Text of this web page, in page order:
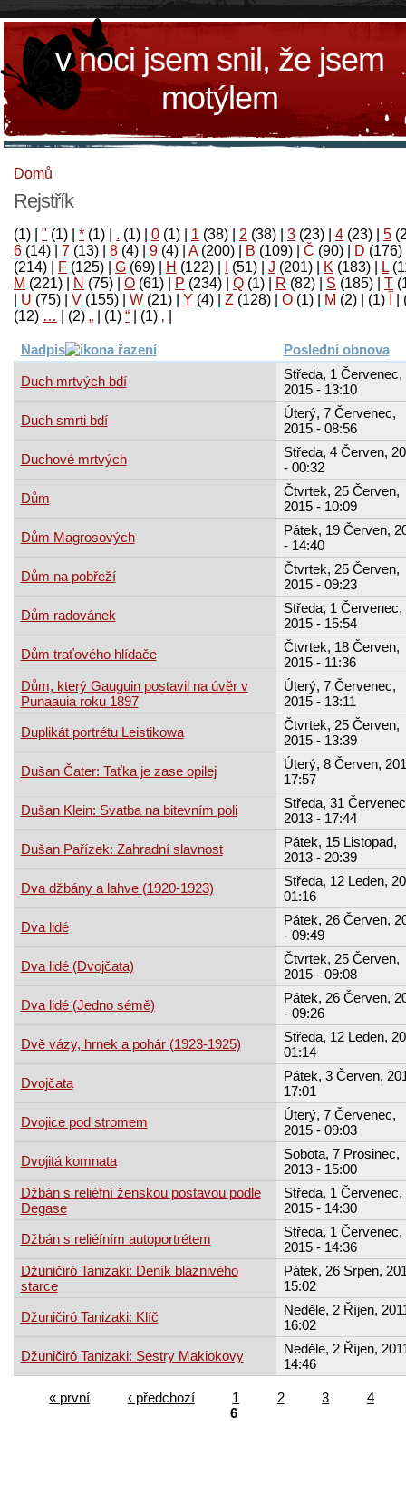
v noci jsem snil, že jsem
motýlem
Domů
Rejstřík
(1) " (1) * (1) . (1) 0 (1) 1 (38) 2 (38) 3 (23) 4 (23) 5
6 (14) 7 (13) 8 (4) 9 (4) A(200) B (109) Č (90) D (176)
(214)
F (125) G (69) H (122) (51) J (201) K (183) L
M (221) N (75) O (61) P (234) Q (1) R (82) S (185) T
U (75) V (155) W (21) Y (4) Z (128) Ο (1) М (2)
(1)
‚
(1)
“
(1)
„
(2)
…
(12)
Nadpis Poslední obnova
Duch mrtvých bdí
Středa, 1 Červenec,
2015 - 13:10
Duch smrti bdí
Úterý, 7 Červenec,
2015 - 08:56
Duchové mrtvých
Středa, 4 Červen,
- 00:32
Dům
Čtvrtek, 25 Červen,
2015 - 10:09
Dům Magrosových
Pátek, 19 Červen,
- 14:40
Dům na pobřeží
Čtvrtek, 25 Červen,
2015 - 09:23
Dům radovánek
Středa, 1 Červenec,
2015 - 15:54
Dům traťového hlídače
Čtvrtek, 18 Červen,
2015 - 11:36
Dům, který Gauguin postavil na úvěr v
Punaauia roku 1897
Úterý, 7 Červenec,
2015 - 13:11
Duplikát portrétu Leistikowa
Čtvrtek, 25 Červen,
2015 - 13:39
Dušan Čater: Taťka je zase opilej
Úterý, 8 Červen,
17:57
Dušan Klein: Svatba na bitevním poli
Středa, 31
2013 - 17:44
Dušan Pařízek: Zahradní slavnost
Pátek, 15 Listopad,
2013 - 20:39
Dva džbány a lahve (1920-1923)
Středa, 12 Leden,
01:16
Dva lidé
Pátek, 26 Červen,
- 09:49
Dva lidé (Dvojčata)
Čtvrtek, 25 Červen,
2015 - 09:08
Dva lidé (Jedno sémě)
Pátek, 26 Červen,
- 09:26
Dvě vázy, hrnek a pohár (1923-1925)
Středa, 12 Leden,
01:14
Dvojčata
Pátek, 3 Červen,
17:01
Dvojice pod stromem
Úterý, 7 Červenec,
2015 - 09:03
Dvojitá komnata
Sobota, 7 Prosinec,
2013 - 15:00
Džbán s reliéfní ženskou postavou podle
Degase
Středa, 1 Červenec,
2015 - 14:30
Džbán s reliéfním autoportrétem
Středa, 1 Červenec,
2015 - 14:36
Džuničiró Tanizaki: Deník bláznivého
starce
Pátek, 26 Srpen,
15:02
Džuničiró Tanizaki: Klíč
Neděle, 2 Říjen,
16:02
Džuničiró Tanizaki: Sestry Makiokovy
Neděle, 2 Říjen,
14:46
« první ‹ předchozí 1 2 3
4
6